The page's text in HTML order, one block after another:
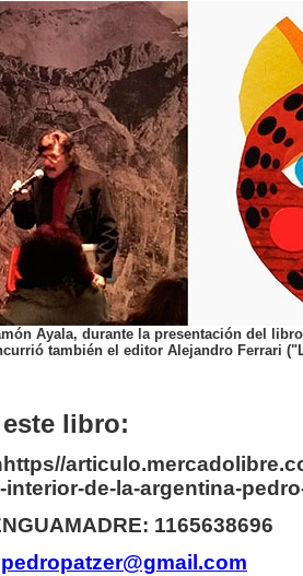
Ayala, durante la presentación del
también el editor Alejandro Ferrari
libro:
de-la-argentina-
1165638696
pedropatzer@gmail.com